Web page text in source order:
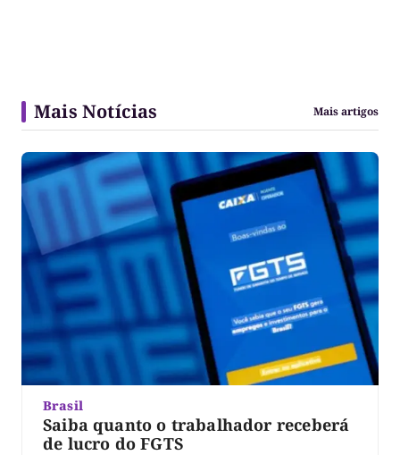
Mais Notícias Mais artigos
Brasil
Saiba quanto o trabalhador receberá
de lucro do FGTS